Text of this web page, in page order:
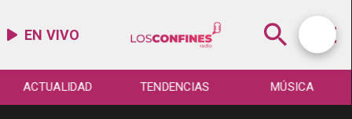
EN VIVO
ACTUALIDAD TENDENCIAS MÚSICA